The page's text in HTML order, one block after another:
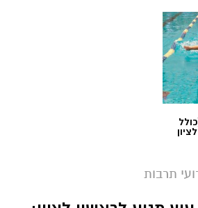
שני הפרקים שישודרו היום
הטבח וביום שבו פרצה
תרבות